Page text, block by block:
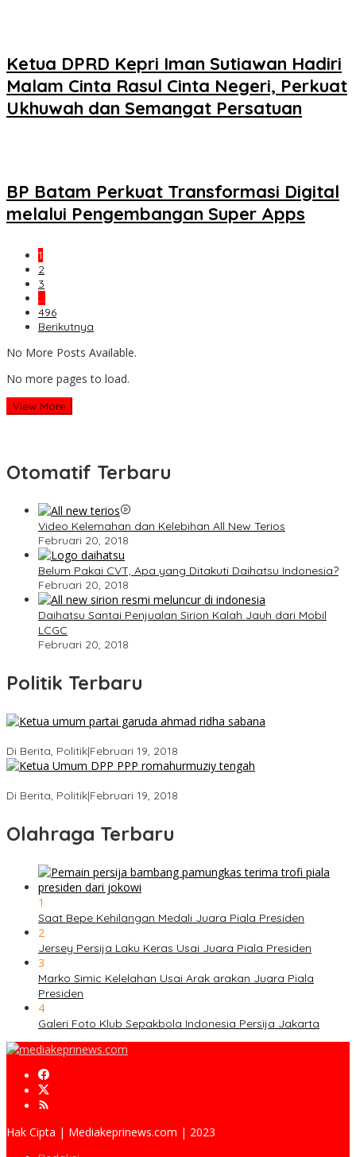
Ketua DPRD Kepri Iman Sutiawan Hadiri
Malam Cinta Rasul Cinta Negeri, Perkuat
Ukhuwah dan Semangat Persatuan
BP Batam Perkuat Transformasi Digital
melalui Pengembangan Super Apps
1
2
3
…
496
Berikutnya
No More Posts Available.
No more pages to load.
View More
Otomatif Terbaru
Video Kelemahan dan Kelebihan All New Terios
Februari 20, 2018
Belum Pakai CVT, Apa yang Ditakuti Daihatsu Indonesia?
Februari 20, 2018
Daihatsu Santai Penjualan Sirion Kalah Jauh dari Mobil
LCGC
Februari 20, 2018
Politik Terbaru
Di Berita, Politik|Februari 19, 2018
Di Berita, Politik|Februari 19, 2018
Olahraga Terbaru
1
Saat Bepe Kehilangan Medali Juara Piala Presiden
2
Jersey Persija Laku Keras Usai Juara Piala Presiden
3
Marko Simic Kelelahan Usai Arak arakan Juara Piala
Presiden
4
Galeri Foto Klub Sepakbola Indonesia Persija Jakarta
Hak Cipta | Mediakeprinews.com | 2023